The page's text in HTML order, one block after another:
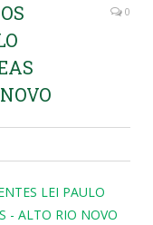
0
LEI PAULO
- ALTO RIO NOVO